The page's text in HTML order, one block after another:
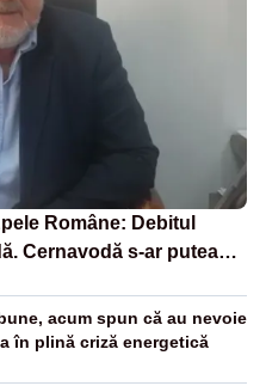
Române: Debitul
Cernavodă s-ar putea
acum spun că au nevoie
în plină criză energetică